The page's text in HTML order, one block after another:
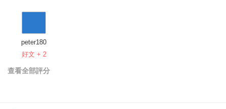
peter180
好文 + 2
查看全部評分